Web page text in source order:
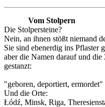
Vom Stolpern
Die Stolpersteine?
Nein, an ihnen stößt niemand
Sie sind ebenerdig ins Pflaster
aber die Namen darauf und
gestanzt:
"geboren, deportiert, ermordet"
Und die Orte:
Łódź, Minsk, Riga,